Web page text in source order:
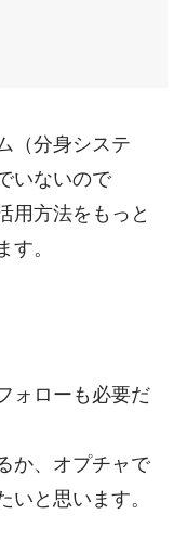
（分身システ
いないので
用方法をもっと
す。
ォローも必要だ
か、オプチャで
いと思います。